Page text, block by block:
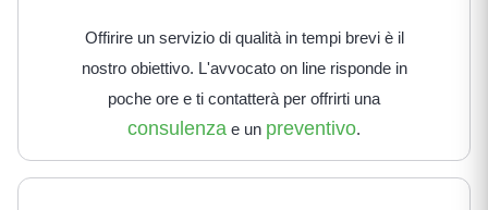
Offirire un servizio di qualità in tempi brevi è il
nostro obiettivo. L'avvocato on line risponde in
poche ore e ti contatterà per offrirti una
consulenza e un preventivo.